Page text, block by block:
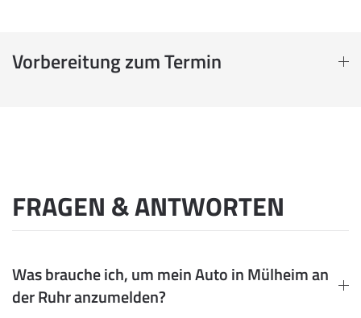
Vorbereitung zum Termin
FRAGEN & ANTWORTEN
Was brauche ich, um mein Auto in Mülheim an
der Ruhr anzumelden?